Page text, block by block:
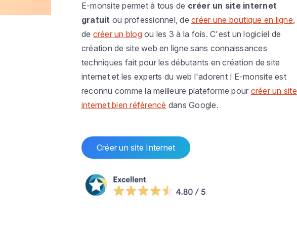
E-monsite permet à tous de créer un site internet
gratuit ou professionnel, decréer une boutique en ligne,
de créer un blogou les 3 à la fois. C'est un logiciel de
création de site web en ligne sans connaissances
techniques fait pour les débutants en création de site
internet et les experts du web l'adorent ! E-monsite est
reconnu comme la meilleure plateforme pour créer un site
internet bien référencé dans Google.
Créer un site Internet